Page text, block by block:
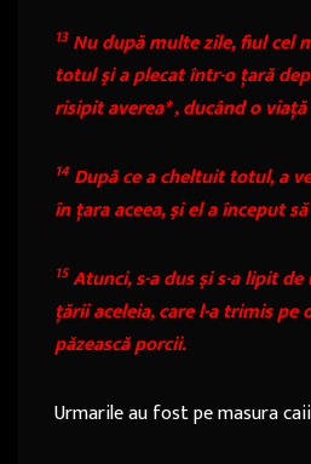
13 Nu după multe zile, fiul cel
totul şi a plecat într-o ţară
risipit averea*, ducând o
14 După ce a cheltuit totul, a
în ţara aceea, şi el a început
15 Atunci, s-a dus şi s-a lipit
ţării aceleia, care l-a trimis pe
păzească porcii.
Urmarile au fost pe masura